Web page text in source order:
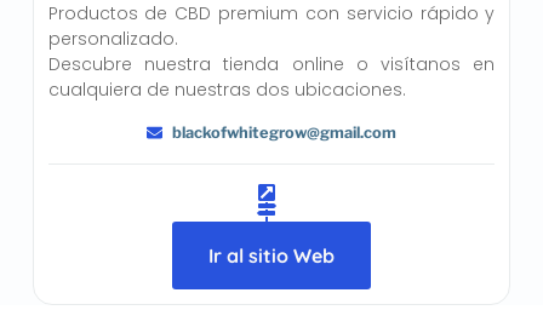
Productos de CBD premium con servicio rápido y
personalizado.
Descubre nuestra tienda online o visítanos en
cualquiera de nuestras dos ubicaciones.
blackofwhitegrow@gmail.com
Ir al sitio Web